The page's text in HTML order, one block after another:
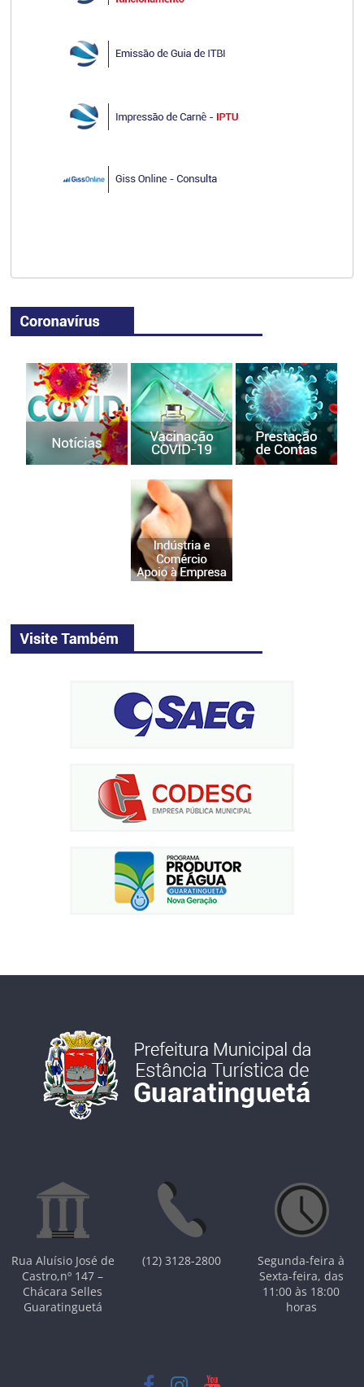
Rua Aluísio José de
Castro,nº 147 –
Chácara Selles
Guaratinguetá
(12) 3128-2800
Segunda-feira à
Sexta-feira, das
11:00 às 18:00
horas